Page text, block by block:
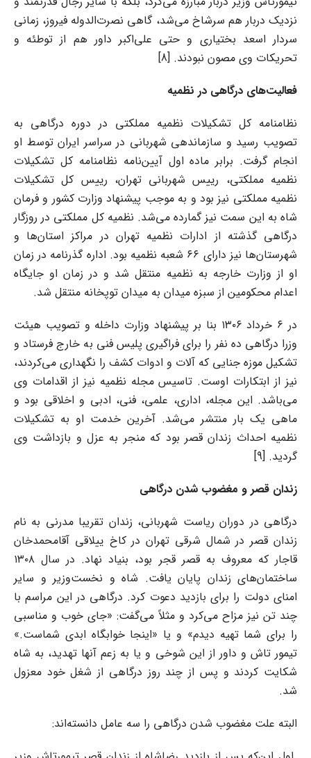
نزدیک دربار هم سرشاخ می‌شد، گاهی نصرت‌الدوله فیروز، زمانی
سردار اسعد بختیاری و حتی علی‌اکبر داور هم از توطئه و
تحریکات وی مصون نبودند. [8]
فعالیت‌های درگاهی در نظمیه
نظامنامه کل تشکیلات نظمیه مملکتی در دوره درگاهی به
تصویب رسید و سازماندهی شهربانی در سراسر ایران توسط او
انجام گرفت. برابر ماده اول آیین‌نامه نظامنامه کل تشکیلات
نظمیه مملکتی، رییس شهربانی تهران، رییس کل تشکیلات
نظمیه مملکتی نیز بود و به موجب پیشنهاد وزارت کشور و فرمان
شاه به این سمت نیز گمارده می‌شد. نظمیه کل مملکتی در روزگار
درگاهی گذشته از ادارات نظمیه تهران در مراکز استان‌ها و
شهرستان‌ها نیز دارای ۶۶ شعبه نظمیه بود. اداره گذرنامه در زمان
او از وزارت خارجه به نظمیه منتقل شد و در زمان او جایگاه
اعدام محکومین از سبزه میدان به میدان توپخانه منتقل شد.
در ۶ خرداد ۱۳۰۶ بنا بر پیشنهاد وزارت داخله و تصویب هیئت
وزرا درگاهی ده نفر را برای فراگیری پلیس فنی به خارج فرستاد و
تشکیل موزه جنایی که آلات و ادوات کشف را نگهداری می‌کردند،
نیز از ابتکارات اوست. تاسیس مجله نظمیه نیز از اقدامات وی
می‌باشد. این مجله، اداری، علمی، فنی، ادبی و اخلاقی بود و
ماهی یک بار منتشر می‌شد. آخرین خدمت او به تشکیلات
نظمیه احداث زندان قصر بود که منجر به عزل و بازداشت وی
گردید. [9]
زندان قصر و مغضوب شدن درگاهی
درگاهی در دوران ریاست شهربانی، زندان تقریبا مدرنی به نام
زندان قصر در شمال شرقی تهران در کاخ ییلاقی آقامحمدخان
قاجار که معروف به قصر قجر بود، بنیاد نهاد. در سال ۱۳۰۸
ساختمان‌های زندان پایان یافت. شاه و نخست‌وزیر و سایر
امنای دولت را برای بازدید دعوت کرد. درگاهی در این مراسم با
چند تن نیز مزاح می‌کرد و مثلاً می‌گفت: «جای خوب و مناسبی
را برای شما تهیه دیدم» و یا «اینجا خوابگاه ابدی شماست.»
تیمور تاش و داور از این شوخی و یا به زعم آنها تهدید، به شاه
شکایت کردند و پس از چند روز درگاهی از شغل خود معزول
شد.
البته علت مغضوب شدن درگاهی را سه عامل دانسته‌اند: